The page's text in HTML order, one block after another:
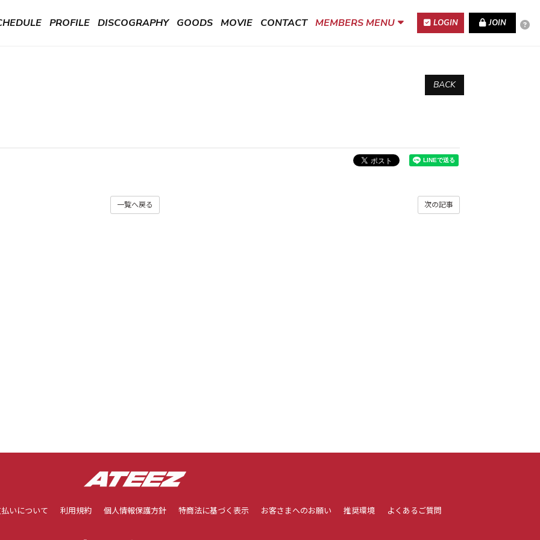
PROFILE DISCOGRAPHY GOODS MOVIE CONTACT MEMBERS MENU LOGIN JOIN
BACK
次の記事
一覧へ戻る
払いについて 利用規約 個人情報保護方針 特商法に基づく表示 お客さまへのお願い 推奨環境 よくあるご質問